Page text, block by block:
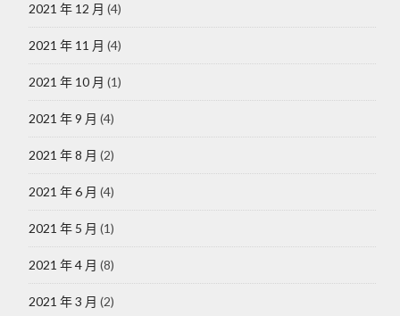
2021 年 12 月 (4)
2021 年 11 月 (4)
2021 年 10 月 (1)
2021 年 9 月 (4)
2021 年 8 月 (2)
2021 年 6 月 (4)
2021 年 5 月 (1)
2021 年 4 月 (8)
2021 年 3 月 (2)